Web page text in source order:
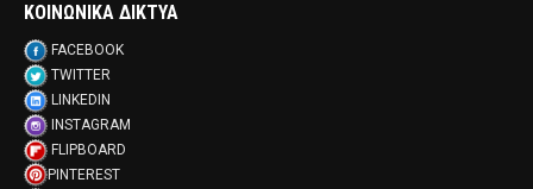
ΚΟΙΝΩΝΙΚΑ ΔΙΚΤΥΑ
FACEBOOK
TWITTER
LINKEDIN
INSTAGRAM
FLIPBOARD
PINTEREST